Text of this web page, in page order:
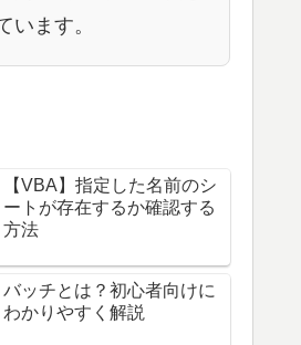
います。
【VBA】指定した名前のシ
ートが存在するか確認する
方法
バッチとは？初心者向けに
わかりやすく解説